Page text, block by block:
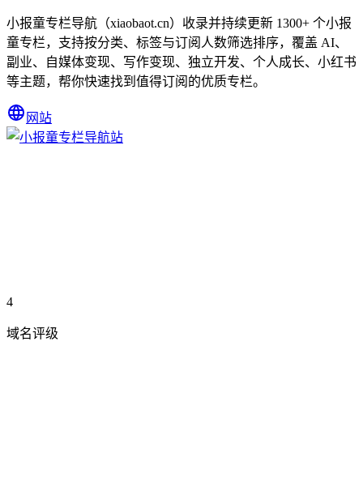
小报童专栏导航（xiaobaot.cn）收录并持续更新 1300+ 个小报
童专栏，支持按分类、标签与订阅人数筛选排序，覆盖 AI、
副业、自媒体变现、写作变现、独立开发、个人成长、小红书
等主题，帮你快速找到值得订阅的优质专栏。
网站
4
域名评级